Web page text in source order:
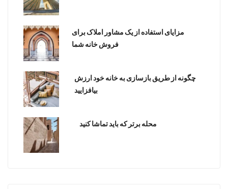
مزایای استفاده از یک مشاور املاک برای
فروش خانه شما
چگونه از طریق بازسازی به خانه خود ارزش
بیافزایید
محله برتر که باید تماشا کنید